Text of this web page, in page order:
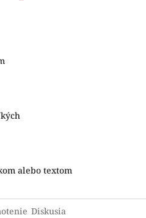
alebo textom
Diskusia